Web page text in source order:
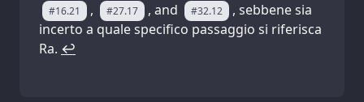
#16.21 , #27.17 , and #32.12
, sebbene sia
incerto a quale specifico passaggio si riferisca
Ra. ↩